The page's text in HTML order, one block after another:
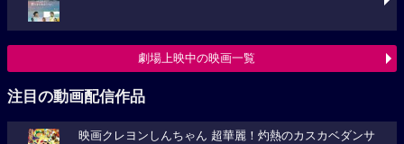
劇場上映中の映画一覧
注目の動画配信作品
映画クレヨンしんちゃん 超華麗！灼熱のカスカベダンサ